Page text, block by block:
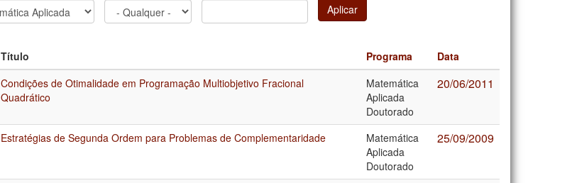
Aplicar
Título Programa
Data
Condições de Otimalidade em Programação Multiobjetivo Fracional
Quadrático
Matemática
Aplicada
Doutorado
20/06/2011
Estratégias de Segunda Ordem para Problemas de Complementaridade
Matemática
Aplicada
Doutorado
25/09/2009